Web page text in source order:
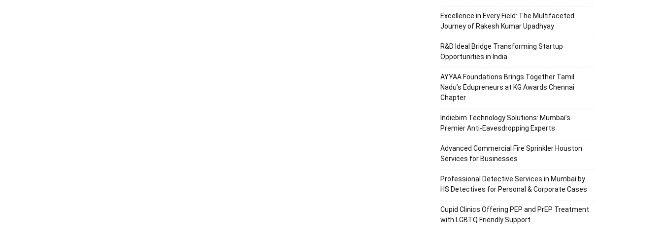
Excellence in Every Field: The Multifaceted
Journey of Rakesh Kumar Upadhyay
R&D Ideal Bridge Transforming Startup
Opportunities in India
AYYAA Foundations Brings Together Tamil
Nadu’s Edupreneurs at KG Awards Chennai
Chapter
Indiebim Technology Solutions: Mumbai’s
Premier Anti-Eavesdropping Experts
Advanced Commercial Fire Sprinkler Houston
Services for Businesses
Professional Detective Services in Mumbai by
HS Detectives for Personal & Corporate Cases
Cupid Clinics Offering PEP and PrEP Treatment
with LGBTQ Friendly Support